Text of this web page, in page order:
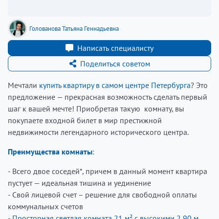
Голованова Татьяна Геннадьевна
Написать специалисту
Поделиться советом
Мечтали купить квартиру в самом центре Петербурга? Это
предложение — прекрасная возможность сделать первый
шаг к вашей мечте! Приобретая такую комнату, вы
покупаете входной билет в мир престижной
недвижимости легендарного исторического центра.
Преимущества комнаты:
- Всего двое соседей*, причем в данный момент квартира
пустует — идеальная тишина и уединение
- Свой лицевой счет – решение для свободной оплаты
коммунальных счетов